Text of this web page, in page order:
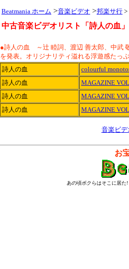
Beatmania ホーム >音楽ビデオ >邦楽サ行 >
中古音楽ビデオリスト「詩人の血」
●詩人の血 ～辻 睦詞、渡辺 善太郎、中武
を発表。オリジナリティ溢れる浮遊感たっ
詩人の血
colourful
詩人の血
MAGAZINE
詩人の血
MAGAZINE
詩人の血
MAGAZINE
音楽ビデ
お
あの頃ボクらはそこに居